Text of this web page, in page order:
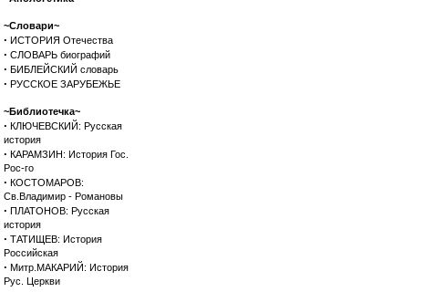
~Словари~
· ИСТОРИЯ Отечества
· СЛОВАРЬ биографий
· БИБЛЕЙСКИЙ словарь
· РУССКОЕ ЗАРУБЕЖЬЕ
~Библиотечка~
· КЛЮЧЕВСКИЙ: Русская
история
· КАРАМЗИН: История Гос.
Рос-го
· КОСТОМАРОВ:
Св.Владимир - Романовы
· ПЛАТОНОВ: Русская
история
· ТАТИЩЕВ: История
Российская
· Митр.МАКАРИЙ: История
Рус. Церкви